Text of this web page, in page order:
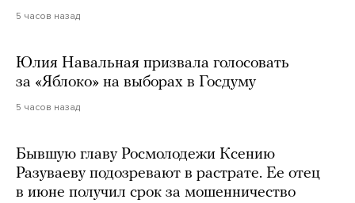
5 часов назад
Юлия Навальная призвала голосовать
за «Яблоко» на выборах в Госдуму
5 часов назад
Бывшую главу Росмолодежи Ксению
Разуваеву подозревают в растрате. Ее отец
в июне получил срок за мошенничество